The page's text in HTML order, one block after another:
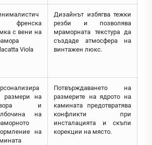
френска
с вени на
Viola
Дизайнът избягва тежки
резби и позволява
мраморната текстура да
създаде атмосфера на
винтажен люкс.
размери на
и
на
на
Потвърждаването на
размерите на ядрото на
камината предотвратява
конфликти при
инсталацията и скъпи
корекции на място.